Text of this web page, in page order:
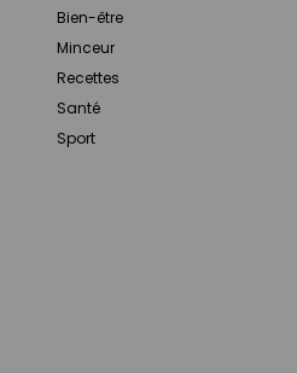
Bien-être
Minceur
Recettes
Santé
Sport